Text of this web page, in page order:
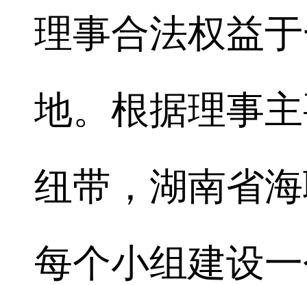
理事合法权益
地。根据理事
纽带，湖南省
每个小组建设